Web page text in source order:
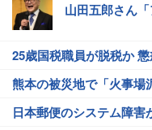
山田五郎さん
25歳国税職員が脱税か
熊本の被災地で「火事場
日本郵便のシステム障害